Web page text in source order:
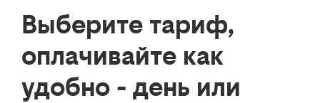
Выберите тариф,
оплачивайте как
удобно - день или